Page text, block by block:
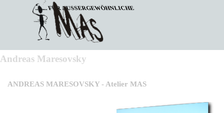
Direkt zum Seiteninhalt
DAS
UNGEWÖHNLICHE
........ FÜR AUSSERGEWÖHNLICHE
Andreas Maresovsky
ANDREAS MARESOVSKY - Atelier MAS